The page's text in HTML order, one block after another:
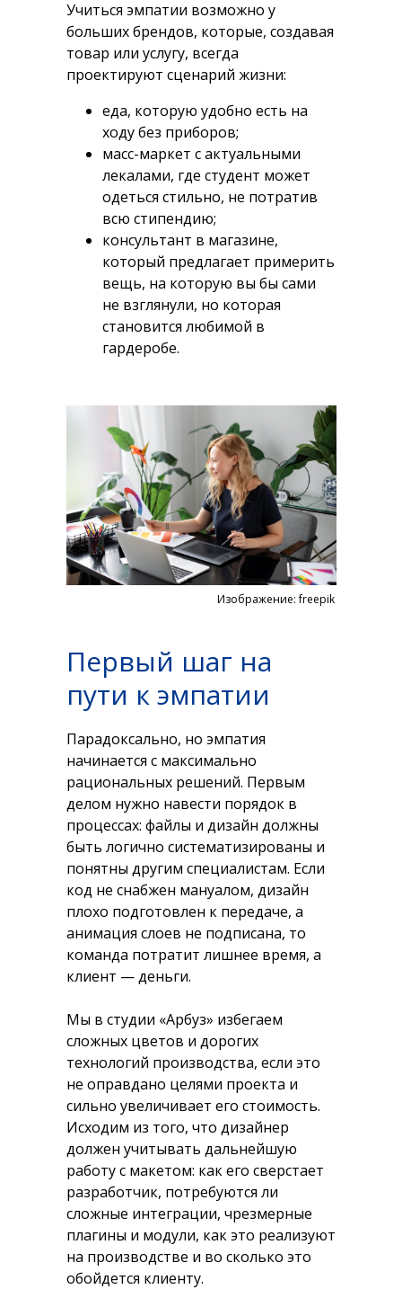
Учиться эмпатии возможно у
больших брендов, которые, создавая
товар или услугу, всегда
проектируют сценарий жизни:
еда, которую удобно есть на
ходу без приборов;
масс-маркет с актуальными
лекалами, где студент может
одеться стильно, не потратив
всю стипендию;
консультант в магазине,
который предлагает примерить
вещь, на которую вы бы сами
не взглянули, но которая
становится любимой в
гардеробе.
Изображение: freepik
Первый шаг на
пути к эмпатии
Парадоксально, но эмпатия
начинается с максимально
рациональных решений. Первым
делом нужно навести порядок в
процессах: файлы и дизайн должны
быть логично систематизированы и
понятны другим специалистам. Если
код не снабжен мануалом, дизайн
плохо подготовлен к передаче, а
анимация слоев не подписана, то
команда потратит лишнее время, а
клиент — деньги.
Мы в студии «Арбуз» избегаем
сложных цветов и дорогих
технологий производства, если это
не оправдано целями проекта и
сильно увеличивает его стоимость.
Исходим из того, что дизайнер
должен учитывать дальнейшую
работу с макетом: как его сверстает
разработчик, потребуются ли
сложные интеграции, чрезмерные
плагины и модули, как это реализуют
на производстве и во сколько это
обойдется клиенту.